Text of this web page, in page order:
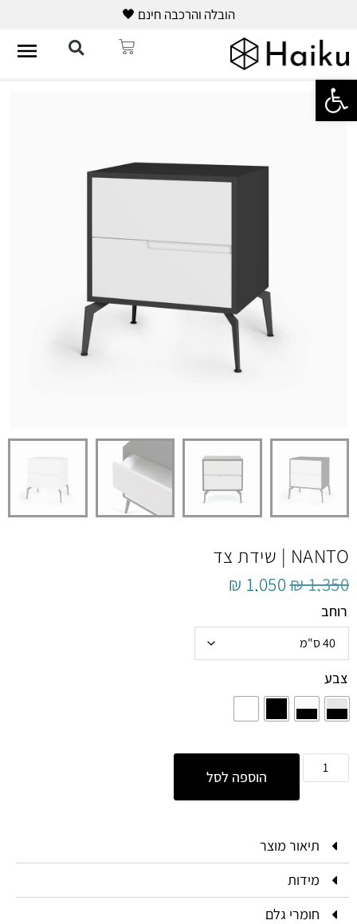
הובלה והרכבה חינם 🖤
NANTO | שידת צד
₪1,350
₪ 1,050
רוחב
צבע
הוספה לסל
תיאור מוצר
מידות
חומרי גלם
פתח סרגל נגישות